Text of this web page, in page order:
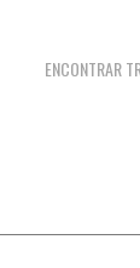
ENCONTRAR